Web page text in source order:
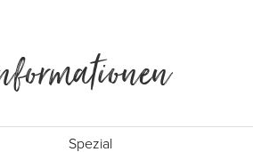
Spezial